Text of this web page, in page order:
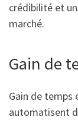
crédibilité et
marché.
Gain de
Gain de temps
automatisent